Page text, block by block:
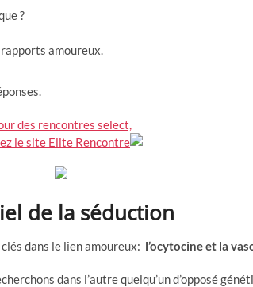
?
amoureux.
des rencontres select,
le site Elite Rencontre
de la séduction
dans le lien amoureux: l’ocytocine et la
dans l’autre quelqu’un d’opposé